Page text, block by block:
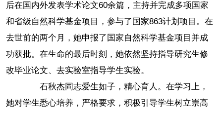
后在国内外发表学术论文60余篇，主持并完成多项国家
和省级自然科学基金项目，参与了国家863计划项目。在
去世前的两个月，她申报了国家自然科学基金项目并成
功获批。在生命的最后时刻，她依然坚持指导研究生修
改毕业论文、去实验室指导学生实验。
石秋杰同志爱生如子，精心育人。在学习上，
她对学生悉心培养，严格要求，积极引导学生树立崇高